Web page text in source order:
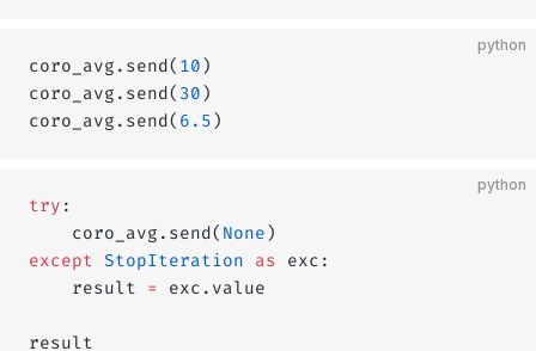
python
coro_avg.send( 10 )
coro_avg.send( 30 )
coro_avg.send( 6.5 )
python
try :
    coro_avg.send(
None )
except StopIteration as exc:
    result
= exc.value
result